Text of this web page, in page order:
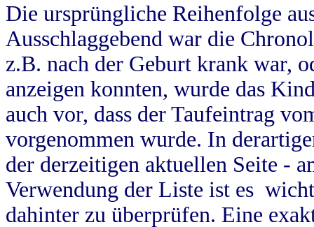
Die ursprüngliche Reihenfolge
Ausschlaggebend war die
z.B. nach der Geburt krank war,
anzeigen konnten, wurde das
auch vor, dass der Taufeintrag
vorgenommen wurde. In
der derzeitigen aktuellen Seite -
Verwendung der Liste ist es
dahinter zu überprüfen. Eine